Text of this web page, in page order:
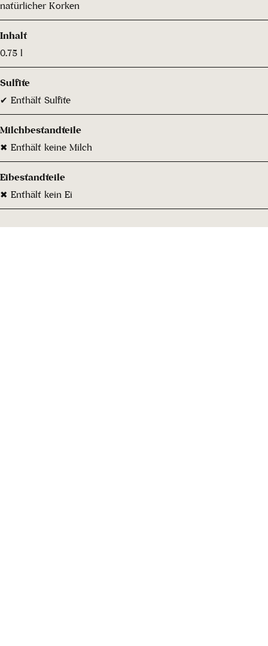
natürlicher Korken
Inhalt
0.75 l
Sulfite
✔ Enthält Sulfite
Milchbestandteile
✖ Enthält keine Milch
Eibestandteile
✖ Enthält kein Ei